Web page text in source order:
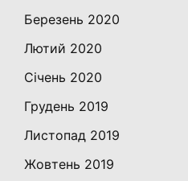
Березень 2020
Лютий 2020
Січень 2020
Грудень 2019
Листопад 2019
Жовтень 2019